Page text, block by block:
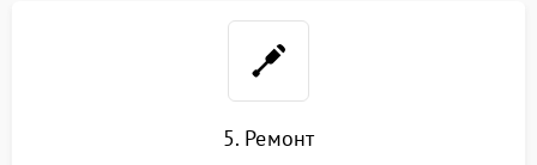
5. Ремонт